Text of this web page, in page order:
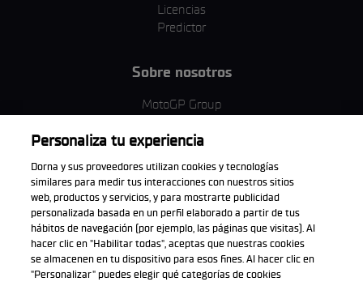
Licencias
Predictor
Sobre nosotros
MotoGP Group
Términos y condiciones
Política de privacidad
Política de compra
Descarga la aplicación oficial
Personaliza tu experiencia
Dorna y sus proveedores utilizan cookies y tecnologías
similares para medir tus interacciones con nuestros sitios
web, productos y servicios, y para mostrarte publicidad
personalizada basada en un perfil elaborado a partir de tus
hábitos de navegación (por ejemplo, las páginas que visitas). Al
hacer clic en "Habilitar todas", aceptas que nuestras cookies
se almacenen en tu dispositivo para esos fines. Al hacer clic en
"Personalizar" puedes elegir qué categorías de cookies